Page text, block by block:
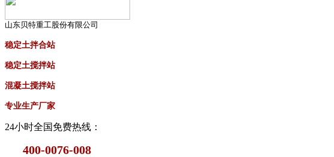
山东贝特重工股份有限公司
稳定土拌合站
稳定土搅拌站
混凝土搅拌站
专业生产厂家
24小时全国免费热线：
400-0076-008